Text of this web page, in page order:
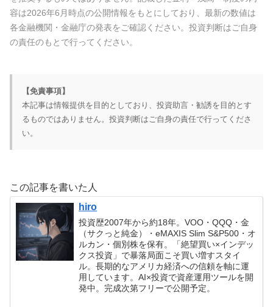
容は2026年6月時点の公開情報をもとにしており、最新の数値は
各金融機関・金融庁の発表をご確認ください。投資判断はご自身
の責任のもとで行ってください。
【免責事項】
本記事は情報提供を目的としており、投資助言・勧誘を目的とす
るものではありません。投資判断はご自身の責任で行ってくださ
い。
この記事を書いた人
hiro
投資歴2007年から約18年。VOO・QQQ・金
（サクっと純金）・eMAXIS Slim S&P500・オ
ルカン・個別株を保有。「絶望買い×インデッ
クス投資」で暴落局面こそ買い増すスタイ
ル。長期的なアメリカ経済への信頼を軸に運
用しています。AI×投資で資産運用ツールを開
発中。完成次第フリーで公開予定。